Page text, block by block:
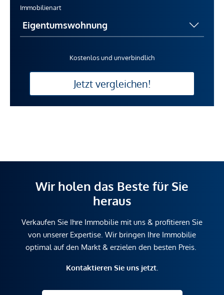
Immobilienart
Kostenlos und unverbindlich
Jetzt vergleichen!
Wir holen das Beste für Sie
heraus
Verkaufen Sie Ihre Immobilie mit uns & profitieren Sie
von unserer Expertise. Wir bringen Ihre Immobilie
optimal auf den Markt & erzielen den besten Preis.
Kontaktieren Sie uns jetzt.